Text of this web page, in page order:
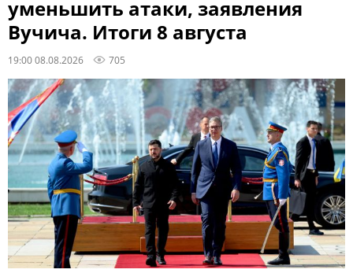
уменьшить атаки, заявления
Вучича. Итоги 8 августа
19:00 08.08.2026 705